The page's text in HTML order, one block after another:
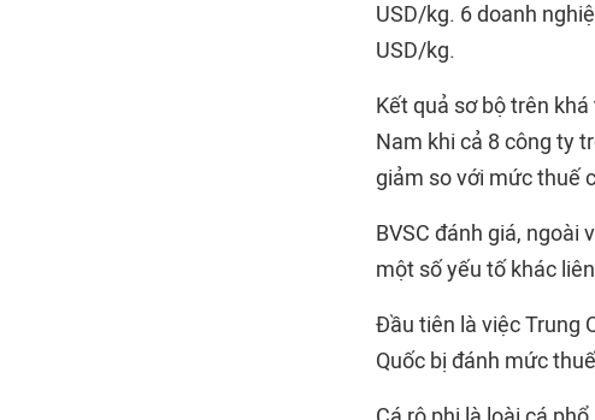
USD/kg. 6 doanh
USD/kg.
Kết quả sơ bộ trên
Nam khi cả 8 công ty
giảm so với mức thuế
BVSC đánh giá, ngoài
một số yếu tố khác
Đầu tiên là việc Trung
Quốc bị đánh mức